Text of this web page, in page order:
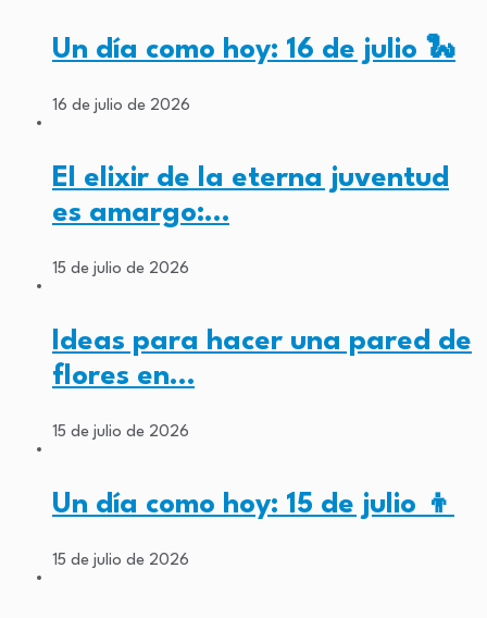
Un día como hoy: 16 de julio 🐍
16 de julio de 2026
El elixir de la eterna juventud
es amargo:…
15 de julio de 2026
Ideas para hacer una pared de
flores en…
15 de julio de 2026
Un día como hoy: 15 de julio 👦
15 de julio de 2026